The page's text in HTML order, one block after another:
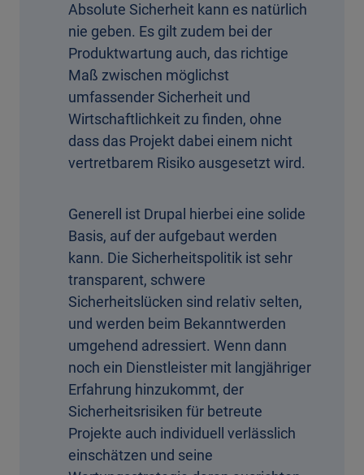
Absolute Sicherheit kann es natürlich
nie geben. Es gilt zudem bei der
Produktwartung auch, das richtige
Maß zwischen möglichst
umfassender Sicherheit und
Wirtschaftlichkeit zu finden, ohne
dass das Projekt dabei einem nicht
vertretbarem Risiko ausgesetzt wird.
Generell ist Drupal hierbei eine solide
Basis, auf der aufgebaut werden
kann. Die Sicherheitspolitik ist sehr
transparent, schwere
Sicherheitslücken sind relativ selten,
und werden beim Bekanntwerden
umgehend adressiert. Wenn dann
noch ein Dienstleister mit langjähriger
Erfahrung hinzukommt, der
Sicherheitsrisiken für betreute
Projekte auch individuell verlässlich
einschätzen und seine